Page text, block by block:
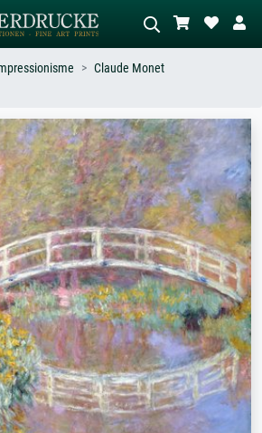
stijl – bijv.
Beschrijf de scène – bijv. groene
weide, abstract met veel rood, donker
olieverfschilderij, staand naakt naast
een boom.
Claude Monet